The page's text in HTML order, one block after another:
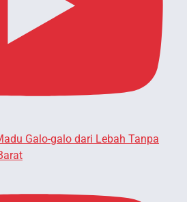
Galo-galo dari Lebah Tanpa